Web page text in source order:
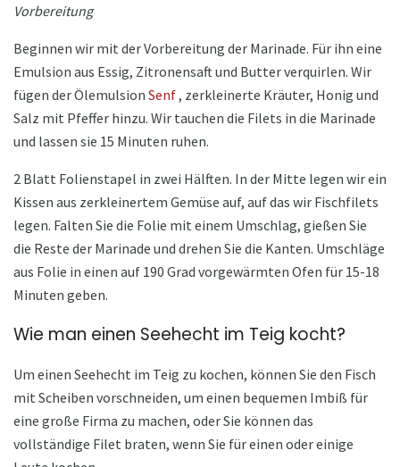
Vorbereitung
Beginnen wir mit der Vorbereitung der Marinade. Für ihn eine
Emulsion aus Essig, Zitronensaft und Butter verquirlen. Wir
fügen der Ölemulsion Senf, zerkleinerte Kräuter, Honig und
Salz mit Pfeffer hinzu. Wir tauchen die Filets in die Marinade
und lassen sie 15 Minuten ruhen.
2 Blatt Folienstapel in zwei Hälften. In der Mitte legen wir ein
Kissen aus zerkleinertem Gemüse auf, auf das wir Fischfilets
legen. Falten Sie die Folie mit einem Umschlag, gießen Sie
die Reste der Marinade und drehen Sie die Kanten. Umschläge
aus Folie in einen auf 190 Grad vorgewärmten Ofen für 15-18
Minuten geben.
Wie man einen Seehecht im Teig kocht?
Um einen Seehecht im Teig zu kochen, können Sie den Fisch
mit Scheiben vorschneiden, um einen bequemen Imbiß für
eine große Firma zu machen, oder Sie können das
vollständige Filet braten, wenn Sie für einen oder einige